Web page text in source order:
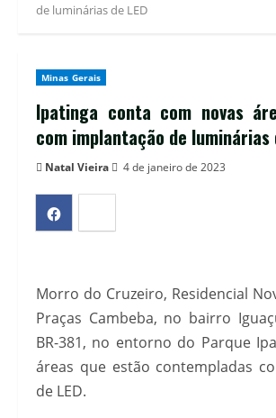
de luminárias de LED
Minas Gerais
Ipatinga conta com novas
com implantação de luminárias
Natal Vieira 4 de janeiro de 2023
Morro do Cruzeiro, Residencial
Praças Cambeba, no bairro
BR-381, no entorno do Parque
áreas que estão contempladas
de LED.